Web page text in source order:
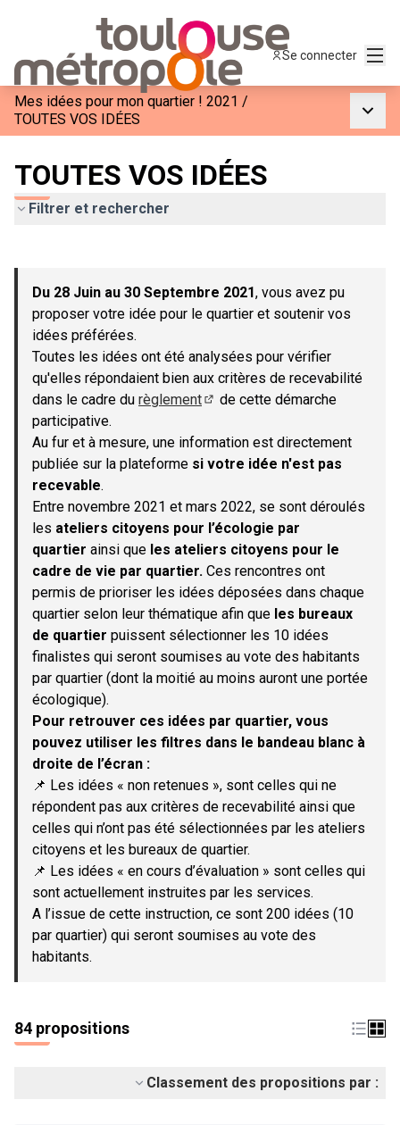
Se connecter
Mes idées pour mon quartier ! 2021 /
TOUTES VOS IDÉES
TOUTES VOS IDÉES
Filtrer et rechercher
−
Du 28 Juin au 30 Septembre 2021, vous avez pu
proposer votre idée pour le quartier et soutenir vos
idées préférées.
Toutes les idées ont été analysées pour vérifier
qu'elles répondaient bien aux critères de recevabilité
dans le cadre du règlement
de cette démarche
participative.
Au fur et à mesure, une information est directement
publiée sur la plateforme si votre idée n'est pas
recevable.
Entre novembre 2021 et mars 2022, se sont déroulés
les ateliers citoyens pour l’écologie par
quartier ainsi que les ateliers citoyens pour le
cadre de vie par quartier. Ces rencontres ont
permis de prioriser les idées déposées dans chaque
quartier selon leur thématique afin que les bureaux
de quartier puissent sélectionner les 10 idées
finalistes qui seront soumises au vote des habitants
par quartier (dont la moitié au moins auront une portée
écologique).
Pour retrouver ces idées par quartier, vous
pouvez utiliser les filtres dans le bandeau blanc à
droite de l’écran :
📌 Les idées « non retenues », sont celles qui ne
répondent pas aux critères de recevabilité ainsi que
celles qui n’ont pas été sélectionnées par les ateliers
citoyens et les bureaux de quartier.
📌 Les idées « en cours d’évaluation » sont celles qui
sont actuellement instruites par les services.
A l’issue de cette instruction, ce sont 200 idées (10
par quartier) qui seront soumises au vote des
habitants.
84 propositions
Classement des propositions par :